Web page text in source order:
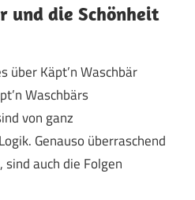
und die Schönheit
über Käpt’n Waschbär
Waschbärs
von ganz
Genauso überraschend
auch die Folgen